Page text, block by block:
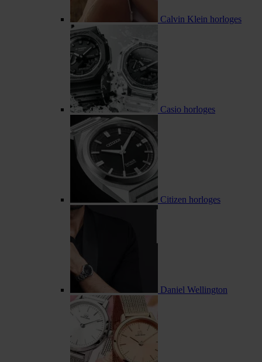
Calvin Klein horloges
Casio horloges
Citizen horloges
Daniel Wellington